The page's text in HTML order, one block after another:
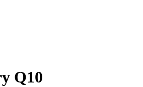
Q10